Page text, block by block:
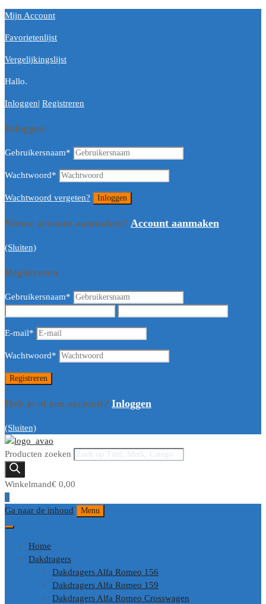
Mijn Account
Favorietenlijst
Vergelijkingslijst
Hallo.
Inloggen| Registreren
Inloggen
Gebruikersnaam*
Wachtwoord*
Wachtwoord vergeten?
Nieuw account aanmaken? Account aanmaken
(Sluiten)
Registreren
Gebruikersnaam*
E-mail*
Wachtwoord*
Heb je al een account? Inloggen
(Sluiten)
Producten zoeken
Winkelmand€ 0,00
0
Ga naar de inhoud
Menu
Home
Dakdragers
Dakdragers Alfa Romeo 156
Dakdragers Alfa Romeo 159
Dakdragers Alfa Romeo Crosswagen